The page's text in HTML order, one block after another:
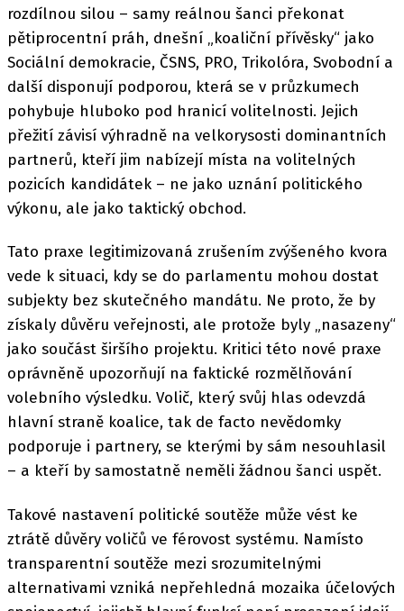
rozdílnou silou – samy reálnou šanci překonat
pětiprocentní práh, dnešní „koaliční přívěsky“ jako
Sociální demokracie, ČSNS, PRO, Trikolóra, Svobodní a
další disponují podporou, která se v průzkumech
pohybuje hluboko pod hranicí volitelnosti. Jejich
přežití závisí výhradně na velkorysosti dominantních
partnerů, kteří jim nabízejí místa na volitelných
pozicích kandidátek – ne jako uznání politického
výkonu, ale jako taktický obchod.
Tato praxe legitimizovaná zrušením zvýšeného kvora
vede k situaci, kdy se do parlamentu mohou dostat
subjekty bez skutečného mandátu. Ne proto, že by
získaly důvěru veřejnosti, ale protože byly „nasazeny“
jako součást širšího projektu. Kritici této nové praxe
oprávněně upozorňují na faktické rozmělňování
volebního výsledku. Volič, který svůj hlas odevzdá
hlavní straně koalice, tak de facto nevědomky
podporuje i partnery, se kterými by sám nesouhlasil
– a kteří by samostatně neměli žádnou šanci uspět.
Takové nastavení politické soutěže může vést ke
ztrátě důvěry voličů ve férovost systému. Namísto
transparentní soutěže mezi srozumitelnými
alternativami vzniká nepřehledná mozaika účelových